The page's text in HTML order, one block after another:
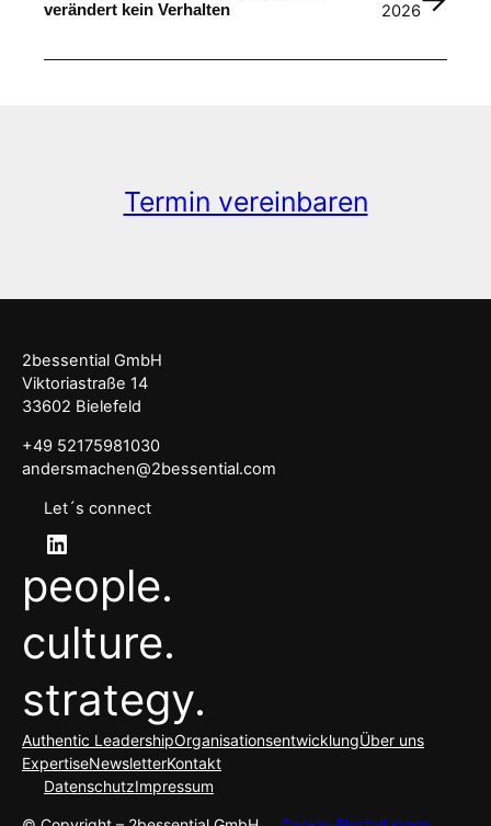
verändert kein Verhalten
2026
Termin vereinbaren
2bessential GmbH
Viktoriastraße 14
33602 Bielefeld
+49 52175981030
andersmachen@2bessential.com
Let´s connect
LinkedIn
people.
culture.
strategy.
Authentic LeadershipOrganisationsentwicklungÜber uns
ExpertiseNewsletterKontakt
DatenschutzImpressum